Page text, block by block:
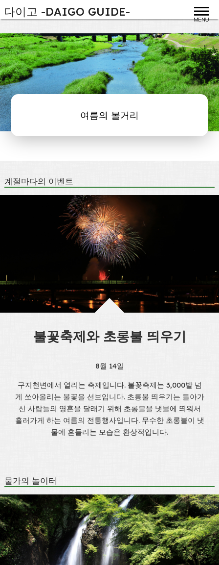
다이고 -DAIGO GUIDE-
여름의 볼거리
계절마다의 이벤트
불꽃축제와 초롱불 띄우기
8월 14일
구지천변에서 열리는 축제입니다. 불꽃축제는 3,000발 넘
게 쏘아올리는 불꽃을 선보입니다. 초롱불 띄우기는 돌아가
신 사람들의 영혼을 달래기 위해 초롱불을 냇물에 띄워서
흘러가게 하는 여름의 전통행사입니다. 무수한 초롱불이 냇
물에 흔들리는 모습은 환상적입니다.
물가의 놀이터